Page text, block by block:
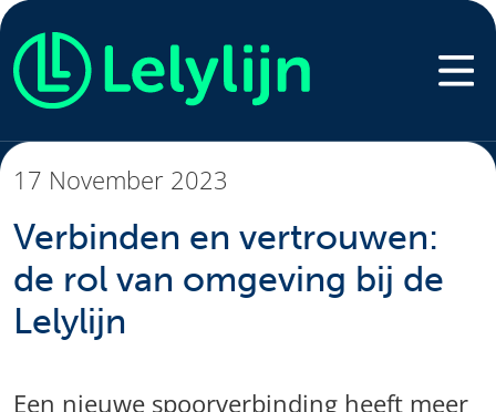
17 November 2023
Verbinden en vertrouwen:
de rol van omgeving bij de
Lelylijn
Een nieuwe spoorverbinding heeft meer